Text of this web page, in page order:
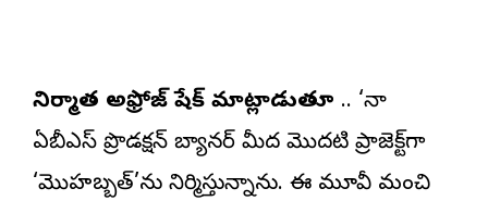
నిర్మాత అఫ్రోజ్ షేక్ మాట్లాడుతూ .. ‘నా
ఏబీఎస్ ప్రొడక్షన్ బ్యానర్ మీద మొదటి ప్రాజెక్ట్‌గా
‘మొహబ్బత్’ను నిర్మిస్తున్నాను. ఈ మూవీ మంచి